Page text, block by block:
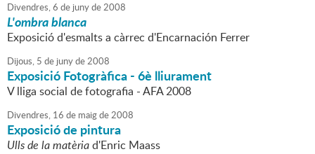
Divendres,6 de junyde2008
L'ombra blanca
Exposició d'esmalts a càrrec d'Encarnación Ferrer
Dijous, 5 de junyde2008
Exposició Fotogràfica - 6è lliurament
V lliga social de fotografia - AFA 2008
Divendres, 16 de maigde2008
Exposició de pintura
Ulls de la matèriad'Enric Maass